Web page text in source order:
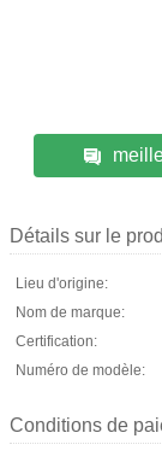
Détails sur le
Lieu d'origine:
Nom de marque:
Certification:
Numéro de modèle:
Conditions de